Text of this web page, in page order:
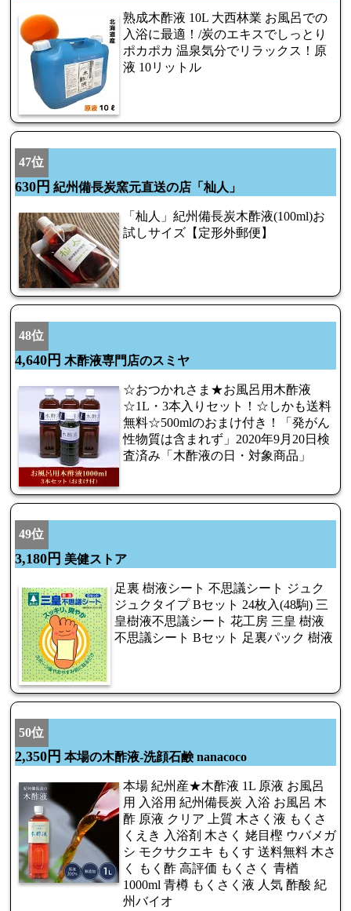
熟成木酢液 10L 大西林業 お風呂での
入浴に最適！/炭のエキスでしっとり
ポカポカ 温泉気分でリラックス！原
液 10リットル
47位
630円 紀州備長炭窯元直送の店「杣人」
「杣人」紀州備長炭木酢液(100ml)お
試しサイズ【定形外郵便】
48位
4,640円 木酢液専門店のスミヤ
☆おつかれさま★お風呂用木酢液
☆1L・3本入りセット！☆しかも送料
無料☆500mlのおまけ付き！「発がん
性物質は含まれず」2020年9月20日検
査済み「木酢液の日・対象商品」
49位
3,180円 美健ストア
足裏 樹液シート 不思議シート ジュク
ジュクタイプ Bセット 24枚入(48駒) 三
皇樹液不思議シート 花工房 三皇 樹液
不思議シート Bセット 足裏パック 樹液
50位
2,350円 本場の木酢液-洗顔石鹸 nanacoco
本場 紀州産★木酢液 1L 原液 お風呂
用 入浴用 紀州備長炭 入浴 お風呂 木
酢 原液 クリア 上質 木さく液 もくさ
くえき 入浴剤 木さく 姥目樫 ウバメガ
シ モクサクエキ もくす 送料無料 木さ
く もく酢 高評価 もくさく 青楢
1000ml 青樽 もくさく液 人気 酢酸 紀
州バイオ